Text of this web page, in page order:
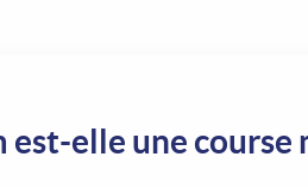
elle une course